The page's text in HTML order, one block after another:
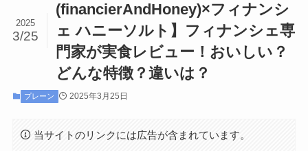
(financierAndHoney)×フィナンシ
ェ ハニーソルト】フィナンシェ専
門家が実食レビュー！おいしい？
どんな特徴？違いは？
2025
3/25
プレーン 2025年3月25日
当サイトのリンクには広告が含まれています。